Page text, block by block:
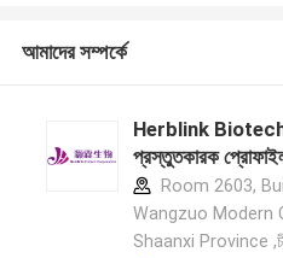
আমাদের সম্পর্কে
Herblink
প্রস্তুতকারক
Room 2603,
Wangzuo Modern
Shaanxi Province